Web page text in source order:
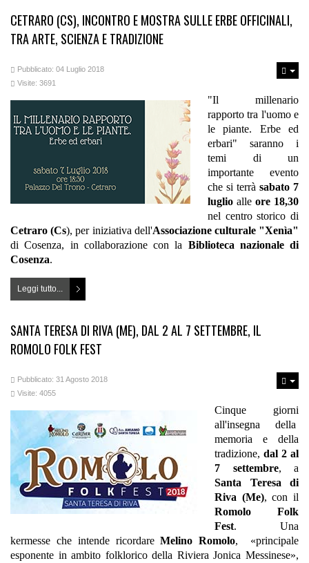
CETRARO (CS), INCONTRO E MOSTRA SULLE ERBE OFFICINALI,
TRA ARTE, SCIENZA E TRADIZIONE
Pubblicato: 04 Luglio 2018
Visite: 3691
"Il millenario
rapporto tra l'uomo e
le piante. Erbe ed
erbari" saranno i
temi di un
importante evento
che si terrà sabato 7
luglio alle ore 18,30
nel centro storico di
Cetraro (Cs), per iniziativa dell'Associazione culturale "Xenìa"
di Cosenza, in collaborazione con la Biblioteca nazionale di
Cosenza.
Leggi tutto...
SANTA TERESA DI RIVA (ME), DAL 2 AL 7 SETTEMBRE, IL
ROMOLO FOLK FEST
Pubblicato: 31 Agosto 2018
Visite: 4055
Cinque giorni
all'insegna della
memoria e della
tradizione, dal 2 al
7 settembre, a
Santa Teresa di
Riva (Me), con il
Romolo Folk
Fest. Una
kermesse che intende ricordareMelino Romolo, «principale
esponente in ambito folklorico della Riviera Jonica Messinese»,